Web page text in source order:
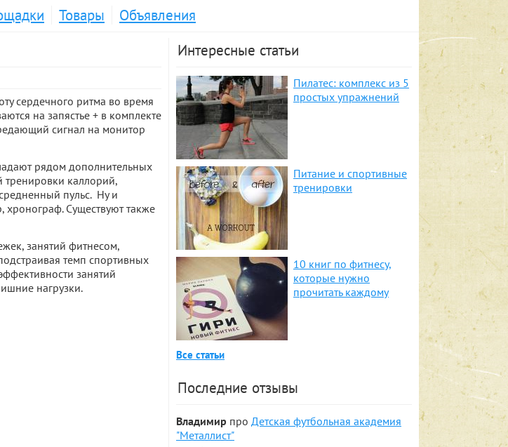
Товары
Объявления
сердечного ритма во время
на запястье + в комплекте
сигнал на монитор
рядом дополнительных
каллорий,
пульс. Ну и
Существуют также
занятий фитнесом,
темп спортивных
занятий
нагрузки.
Интересные статьи
Пилатес: комплекс из 5
простых упражнений
Питание и спортивные
тренировки
10 книг по фитнесу,
которые нужно
прочитать каждому
Все статьи
Последние отзывы
Владимир про Детская футбольная академия
"Металлист"